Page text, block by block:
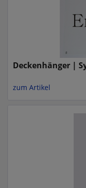
Deckenhänger |
zum Artikel